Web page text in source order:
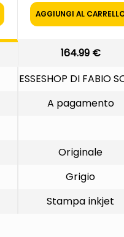
standard
Canon ORIGINALE
Canon Cartuccia
PFI-340m 4776C001
AGGIUNGI AL
164.99 €
ESSESHOP DI FABIO
A pagamento
Originale
Grigio
Stampa inkjet